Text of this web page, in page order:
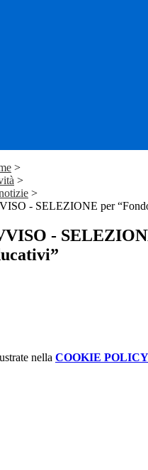
>
>
>
- SELEZIONE per
-
nella COOKIE POLICY